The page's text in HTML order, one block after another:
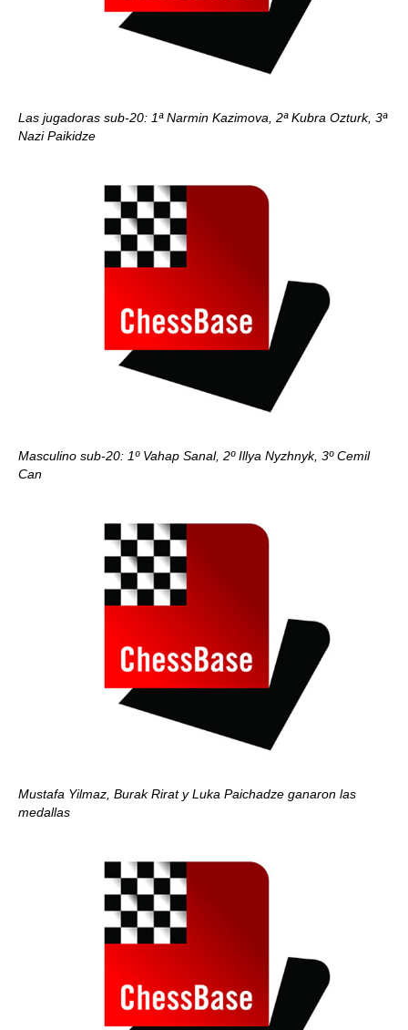
Las jugadoras sub-20: 1ª Narmin Kazimova, 2ª Kubra Ozturk, 3ª
Nazi Paikidze
Masculino sub-20: 1º Vahap Sanal, 2º Illya Nyzhnyk, 3º Cemil
Can
Mustafa Yilmaz, Burak Rirat y Luka Paichadze ganaron las
medallas